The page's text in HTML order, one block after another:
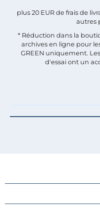
plus 20 EUR de frais de
autres
* Réduction dans la
archives en ligne pour
GREEN uniquement.
d'essai ont un